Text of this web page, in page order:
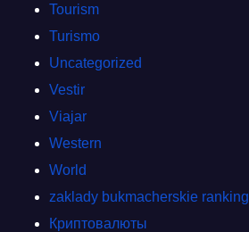
Tourism
Turismo
Uncategorized
Vestir
Viajar
Western
World
zaklady bukmacherskie ranking
Криптовалюты